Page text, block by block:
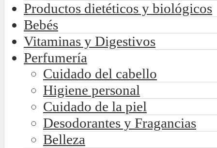
Productos dietéticos y biológicos
Bebés
Vitaminas y Digestivos
Perfumería
Cuidado del cabello
Higiene personal
Cuidado de la piel
Desodorantes y Fragancias
Belleza